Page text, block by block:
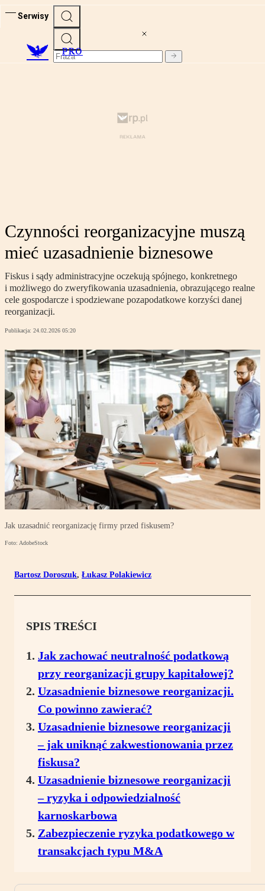
Serwisy
PRO
Czynności reorganizacyjne muszą
mieć uzasadnienie biznesowe
Fiskus i sądy administracyjne oczekują spójnego, konkretnego
i możliwego do zweryfikowania uzasadnienia, obrazującego realne
cele gospodarcze i spodziewane pozapodatkowe korzyści danej
reorganizacji.
Publikacja: 24.02.2026 05:20
Jak uzasadnić reorganizację firmy przed fiskusem?
Foto: AdobeStock
Bartosz Doroszuk, Łukasz Polakiewicz
SPIS TREŚCI
Jak zachować neutralność podatkową
przy reorganizacji grupy kapitałowej?
Uzasadnienie biznesowe reorganizacji.
Co powinno zawierać?
Uzasadnienie biznesowe reorganizacji
– jak uniknąć zakwestionowania przez
fiskusa?
Uzasadnienie biznesowe reorganizacji
– ryzyka i odpowiedzialność
karnoskarbowa
Zabezpieczenie ryzyka podatkowego w
transakcjach typu M&A